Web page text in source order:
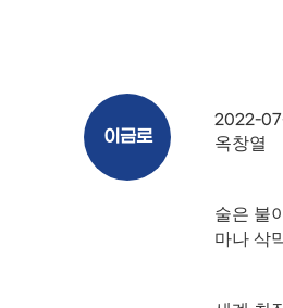
이금로
2022-
옥창열
술은 불
마나 삭